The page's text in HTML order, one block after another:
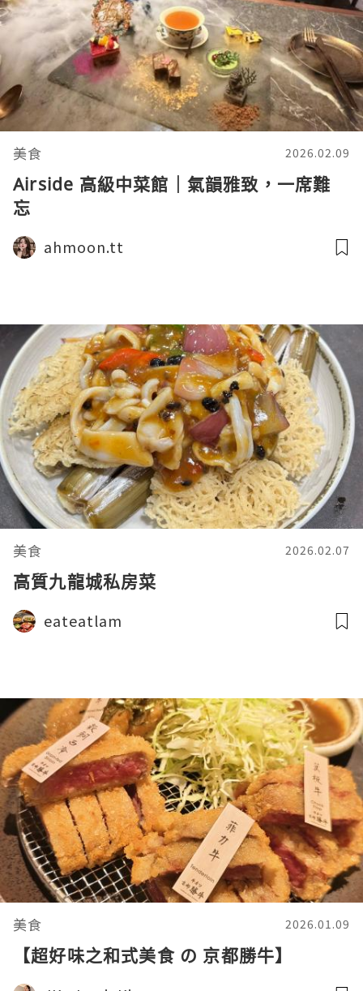
美食 2026.02.09
Airside 高級中菜館｜氣韻雅致，一席難
忘
ahmoon.tt
美食 2026.02.07
高質九龍城私房菜
eateatlam
美食 2026.01.09
【超好味之和式美食 の 京都勝牛】